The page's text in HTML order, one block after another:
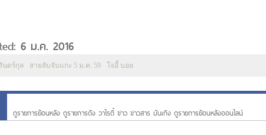
6 ม.ค. 2016
ดร์กุล สายลับจับแกะ 5 ม.ค. 59 โจอี้ บอย
ดูรายการย้อนหลัง ดูรายการดัง วาไรตี้ ข่าว ข่าวสาร บันเทิง ดูรายการย้อนหลังออนไลน์